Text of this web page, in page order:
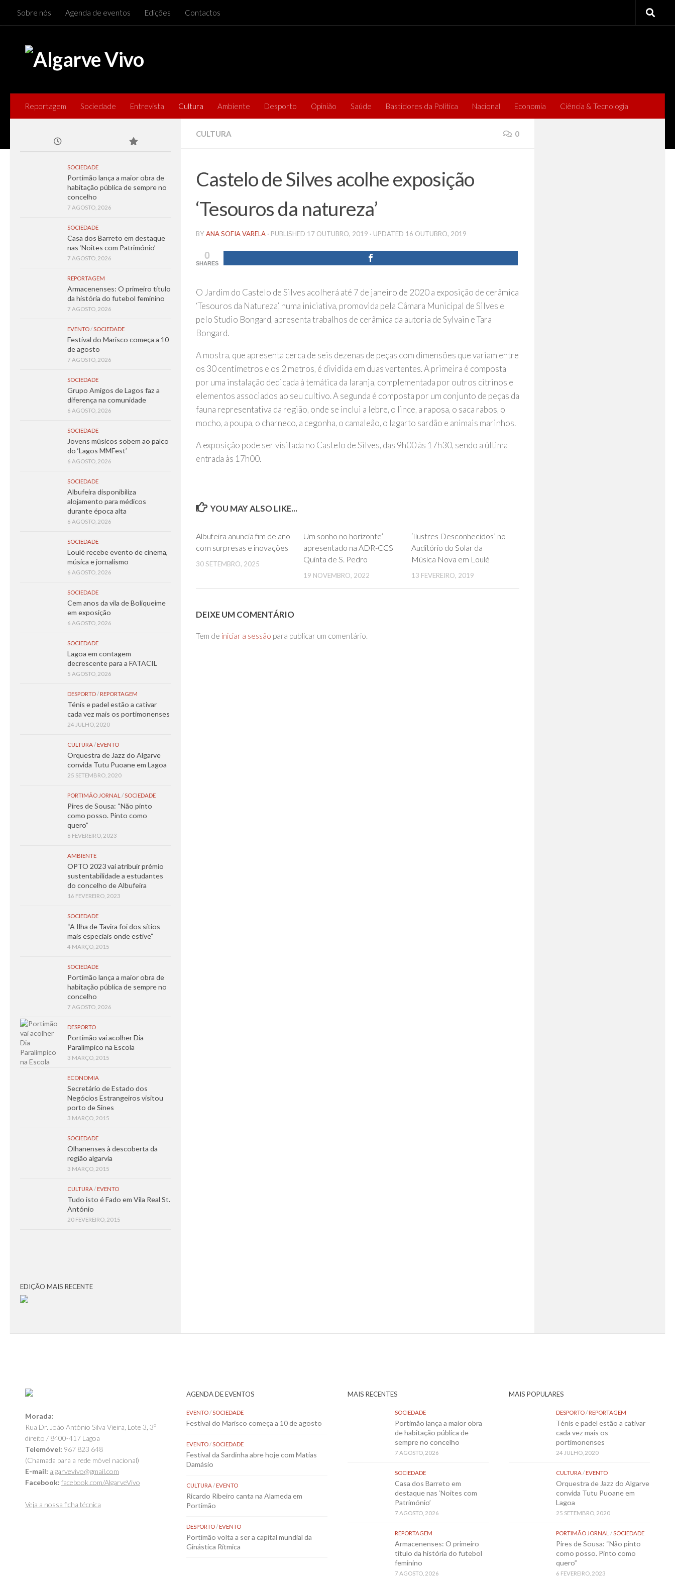
Skip to content
Sobre nós Agenda de eventos Edições Contactos
Reportagem Sociedade Entrevista Cultura Ambiente Desporto Opinião Saúde Bastidores da Política Nacional Economia Ciência & Tecnologia
CULTURA 0
Castelo de Silves acolhe exposição
‘Tesouros da natureza’
BY ANA SOFIA VARELA · PUBLISHED 17 OUTUBRO, 2019 · UPDATED 16 OUTUBRO, 2019
0
SHARES
O Jardim do Castelo de Silves acolherá até 7 de janeiro de 2020 a exposição de cerâmica
‘Tesouros da Natureza’, numa iniciativa, promovida pela Câmara Municipal de Silves e
pelo Studio Bongard, apresenta trabalhos de cerâmica da autoria de Sylvain e Tara
Bongard.
A mostra, que apresenta cerca de seis dezenas de peças com dimensões que variam entre
os 30 centímetros e os 2 metros, é dividida em duas vertentes. A primeira é composta
por uma instalação dedicada à temática da laranja, complementada por outros citrinos e
elementos associados ao seu cultivo. A segunda é composta por um conjunto de peças da
fauna representativa da região, onde se inclui a lebre, o lince, a raposa, o saca rabos, o
mocho, a poupa, o charneco, a cegonha, o camaleão, o lagarto sardão e animais marinhos.
A exposição pode ser visitada no Castelo de Silves, das 9h00 às 17h30, sendo a última
entrada às 17h00.
YOU MAY ALSO LIKE...
Albufeira anuncia fim de ano
com surpresas e inovações
30 SETEMBRO, 2025
Um sonho no horizonte’
apresentado na ADR-CCS
Quinta de S. Pedro
19 NOVEMBRO, 2022
‘Ilustres Desconhecidos’ no
Auditório do Solar da
Música Nova em Loulé
13 FEVEREIRO, 2019
DEIXE UM COMENTÁRIO
Tem de iniciar a sessão para publicar um comentário.
SOCIEDADE
Portimão lança a maior obra de
habitação pública de sempre no
concelho
7 AGOSTO, 2026
SOCIEDADE
Casa dos Barreto em destaque
nas ‘Noites com Património’
7 AGOSTO, 2026
REPORTAGEM
Armacenenses: O primeiro título
da história do futebol feminino
7 AGOSTO, 2026
EVENTO/SOCIEDADE
Festival do Marisco começa a 10
de agosto
7 AGOSTO, 2026
SOCIEDADE
Grupo Amigos de Lagos faz a
diferença na comunidade
6 AGOSTO, 2026
SOCIEDADE
Jovens músicos sobem ao palco
do ‘Lagos MMFest’
6 AGOSTO, 2026
SOCIEDADE
Albufeira disponibiliza
alojamento para médicos
durante época alta
6 AGOSTO, 2026
SOCIEDADE
Loulé recebe evento de cinema,
música e jornalismo
6 AGOSTO, 2026
SOCIEDADE
Cem anos da vila de Boliqueime
em exposição
6 AGOSTO, 2026
SOCIEDADE
Lagoa em contagem
decrescente para a FATACIL
5 AGOSTO, 2026
DESPORTO/ REPORTAGEM
Ténis e padel estão a cativar
cada vez mais os portimonenses
24 JULHO, 2020
CULTURA/ EVENTO
Orquestra de Jazz do Algarve
convida Tutu Puoane em Lagoa
25 SETEMBRO, 2020
PORTIMÃO JORNAL /SOCIEDADE
Pires de Sousa: “Não pinto
como posso. Pinto como
quero”
6 FEVEREIRO, 2023
AMBIENTE
OPTO 2023 vai atribuir prémio
sustentabilidade a estudantes
do concelho de Albufeira
16 FEVEREIRO, 2023
SOCIEDADE
“A Ilha de Tavira foi dos sítios
mais especiais onde estive”
4 MARÇO, 2015
SOCIEDADE
Portimão lança a maior obra de
habitação pública de sempre no
concelho
7 AGOSTO, 2026
DESPORTO
Portimão vai acolher Dia
Paralímpico na Escola
3 MARÇO, 2015
ECONOMIA
Secretário de Estado dos
Negócios Estrangeiros visitou
porto de Sines
3 MARÇO, 2015
SOCIEDADE
Olhanenses à descoberta da
região algarvia
3 MARÇO, 2015
CULTURA/ EVENTO
Tudo isto é Fado em Vila Real St.
António
20 FEVEREIRO, 2015
EDIÇÃO MAIS RECENTE
Morada:
Rua Dr. João António Silva Vieira, Lote 3, 3º
direito / 8400-417 Lagoa
Telemóvel: 967 823 648
(Chamada para a rede móvel nacional)
E-mail: algarvevivo@gmail.com
Facebook: facebook.com/AlgarveVivo
Veja a nossa ficha técnica
AGENDA DE EVENTOS
EVENTO/SOCIEDADE
Festival do Marisco começa a 10 de agosto
EVENTO/SOCIEDADE
Festival da Sardinha abre hoje com Matias
Damásio
CULTURA/EVENTO
Ricardo Ribeiro canta na Alameda em
Portimão
DESPORTO/EVENTO
Portimão volta a ser a capital mundial da
Ginástica Rítmica
MAIS RECENTES
SOCIEDADE
Portimão lança a maior obra
de habitação pública de
sempre no concelho
7 AGOSTO, 2026
SOCIEDADE
Casa dos Barreto em
destaque nas ‘Noites com
Património’
7 AGOSTO, 2026
REPORTAGEM
Armacenenses: O primeiro
título da história do futebol
feminino
7 AGOSTO, 2026
MAIS POPULARES
DESPORTO/REPORTAGEM
Ténis e padel estão a cativar
cada vez mais os
portimonenses
24 JULHO, 2020
CULTURA/EVENTO
Orquestra de Jazz do Algarve
convida Tutu Puoane em
Lagoa
25 SETEMBRO, 2020
PORTIMÃO JORNAL /SOCIEDADE
Pires de Sousa: “Não pinto
como posso. Pinto como
quero”
6 FEVEREIRO, 2023